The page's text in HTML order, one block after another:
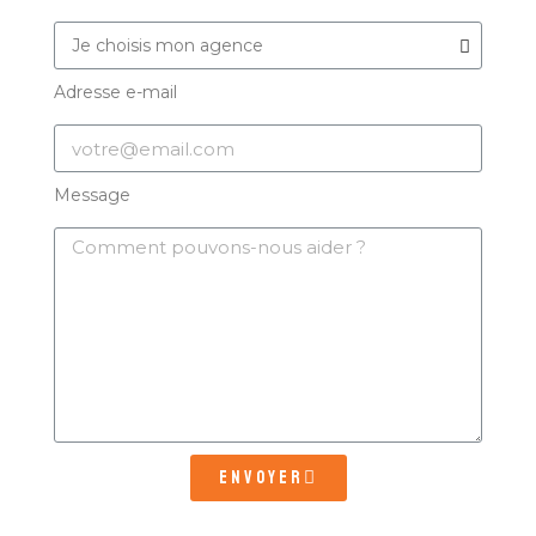
Adresse e-mail
Message
Envoyer